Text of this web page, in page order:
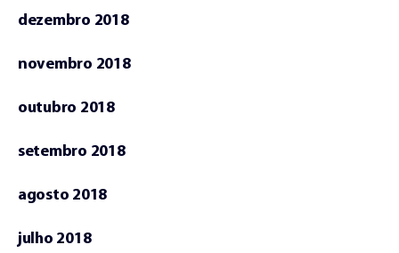
dezembro 2018
novembro 2018
outubro 2018
setembro 2018
agosto 2018
julho 2018